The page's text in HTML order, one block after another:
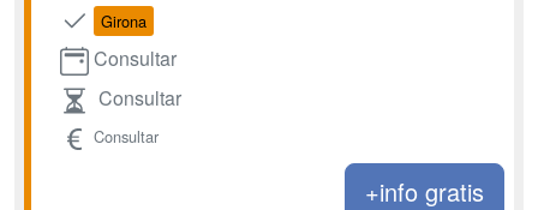
Girona
Consultar
Consultar
Consultar
+info gratis